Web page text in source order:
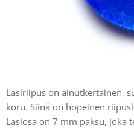
Lasiriipus on ainutkertainen,
koru. Siinä on hopeinen
Lasiosa on 7 mm paksu, joka